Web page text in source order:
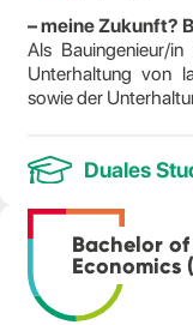
– meine Zukunft?
Als Bauingenieur/
Unterhaltung von
sowie der
Duales
Bachelor of
Economics